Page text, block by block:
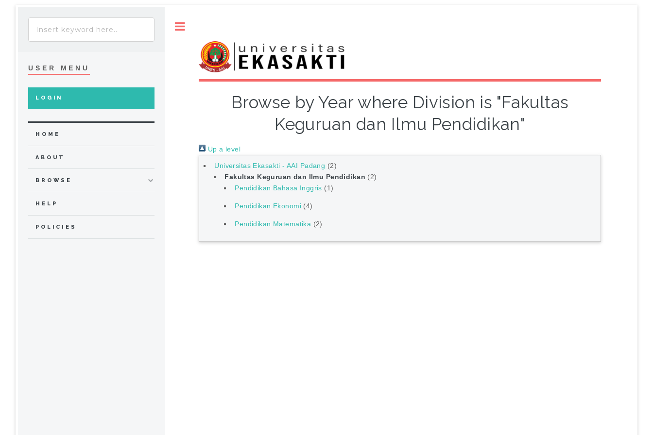
Browse by Year where Division is "Fakultas
Keguruan dan Ilmu Pendidikan"
Up a level
Universitas Ekasakti - AAI Padang (2)
Fakultas Keguruan dan Ilmu Pendidikan (2)
Pendidikan Bahasa Inggris (1)
Pendidikan Ekonomi(4)
Pendidikan Matematika (2)
USER MENU
LOGIN
HOME
ABOUT
BROWSE
HELP
POLICIES